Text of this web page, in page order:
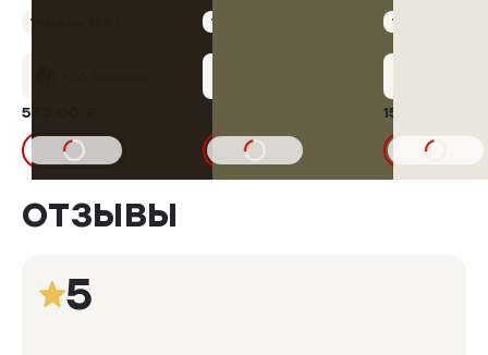
Упаковка 400 г
532,00 ₽
В КОРЗИНУ
Упаковка 15 шт
В КОРЗИНУ
Упаковка 250 г
159,00 ₽
В КОРЗИНУ
ОТЗЫВЫ
5